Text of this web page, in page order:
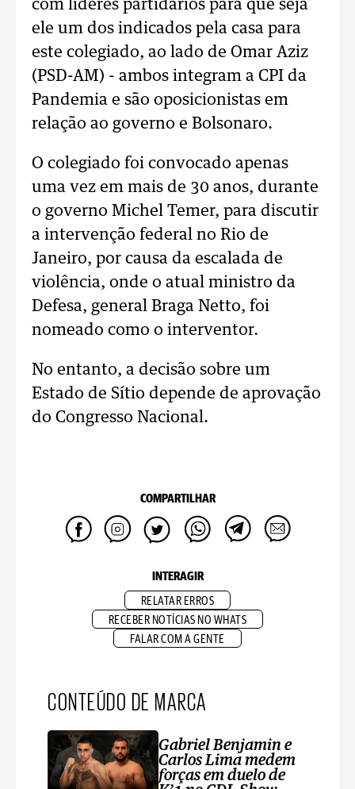
com líderes partidários para que seja
ele um dos indicados pela casa para
este colegiado, ao lado de Omar Aziz
(PSD-AM) - ambos integram a CPI da
Pandemia e são oposicionistas em
relação ao governo e Bolsonaro.
O colegiado foi convocado apenas
uma vez em mais de 30 anos, durante
o governo Michel Temer, para discutir
a intervenção federal no Rio de
Janeiro, por causa da escalada de
violência, onde o atual ministro da
Defesa, general Braga Netto, foi
nomeado como o interventor.
No entanto, a decisão sobre um
Estado de Sítio depende de aprovação
do Congresso Nacional.
COMPARTILHAR
INTERAGIR
RELATAR ERROS
RECEBER NOTÍCIAS NO WHATS
FALAR COM A GENTE
CONTEÚDO DE MARCA
Gabriel Benjamin e
Carlos Lima medem
forças em duelo de